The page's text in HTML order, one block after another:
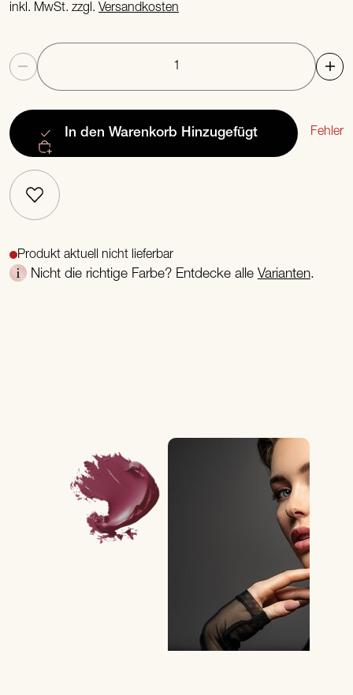
inkl. MwSt. zzgl.Versandkosten
Anzahl
In den Warenkorb Hinzugefügt Fehler
Produkt aktuell nicht lieferbar
Nicht die richtige Farbe? Entdecke alle Varianten.